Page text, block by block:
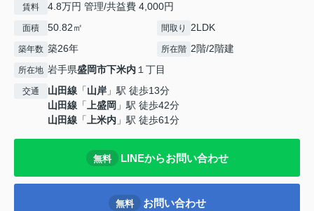
賃料 4.8万円 管理/共益費 4,000円
面積 50.82㎡ 間取り 2LDK
築年数 築26年 所在階 2階/2階建
所在地 岩手県盛岡市下米内１丁目
交通 山田線 「山岸 」駅 徒歩13分
山田線 「上盛岡 」駅 徒歩42分
山田線 「上米内 」駅 徒歩61分
無料 LINEからお問い合わせ
無料 お問い合わせ